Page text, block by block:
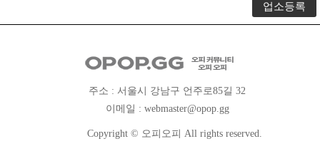
업소등록
주소 : 서울시 강남구 언주로85길 32
이메일 : webmaster@opop.gg
Copyright © 오피오피 All rights reserved.